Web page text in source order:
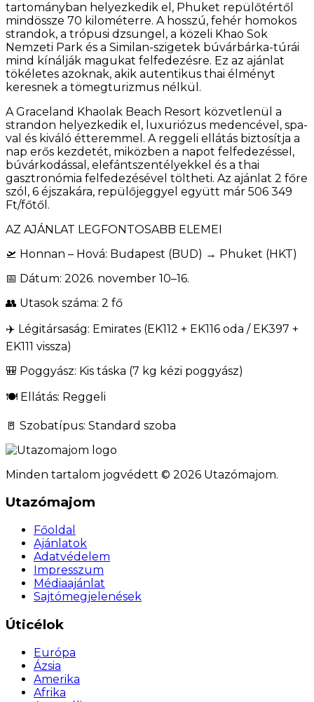
tartományban helyezkedik el, Phuket repülőtértől
mindössze 70 kilométerre. A hosszú, fehér homokos
strandok, a trópusi dzsungel, a közeli Khao Sok
Nemzeti Park és a Similan-szigetek búvárbárka-túrái
mind kínálják magukat felfedezésre. Ez az ajánlat
tökéletes azoknak, akik autentikus thai élményt
keresnek a tömegturizmus nélkül.
A Graceland Khaolak Beach Resort közvetlenül a
strandon helyezkedik el, luxuriózus medencével, spa-
val és kiváló étteremmel. A reggeli ellátás biztosítja a
nap erős kezdetét, miközben a napot felfedezéssel,
búvárkodással, elefántszentélyekkel és a thai
gasztronómia felfedezésével töltheti. Az ajánlat 2 főre
szól, 6 éjszakára, repülőjeggyel együtt már 506 349
Ft/főtől.
AZ AJÁNLAT LEGFONTOSABB ELEMEI
🛫 Honnan – Hová: Budapest (BUD) → Phuket (HKT)
📅 Dátum: 2026. november 10–16.
👥 Utasok száma: 2 fő
✈️ Légitársaság: Emirates (EK112 + EK116 oda / EK397 +
EK111 vissza)
🎒 Poggyász: Kis táska (7 kg kézi poggyász)
🍽️ Ellátás: Reggeli
🚪 Szobatípus: Standard szoba
Minden tartalom jogvédett © 2026 Utazómajom.
Utazómajom
Főoldal
Ajánlatok
Adatvédelem
Impresszum
Médiaajánlat
Sajtómegjelenések
Úticélok
Európa
Ázsia
Amerika
Afrika